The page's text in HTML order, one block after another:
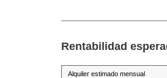
Rentabilidad
Alquiler estimado mensual